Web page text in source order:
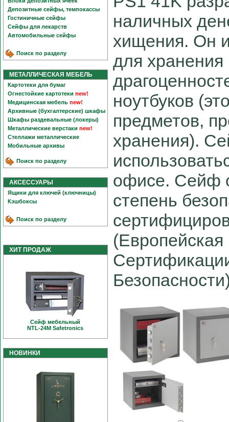
Депозитные сейфы, темпокассы
Гостиничные сейфы
Сейфы для лекарств
Автомобильные сейфы
Поиск по разделу
МЕТАЛЛИЧЕСКАЯ МЕБЕЛЬ
Картотеки для бумаг
Огнестойкие картотеки new!
Медицинская мебель new!
Архивные (бухгалтерские) шкафы
Шкафы раздевальные (локеры)
Металлические верстаки new!
Стеллажи металлические
Мобильные архивы
Поиск по разделу
АКСЕССУАРЫ
Ящики для ключей (ключницы)
Кэшбоксы
Поиск по разделу
ХИТ ПРОДАЖ
Сейф мебельный
NTL-24M Safetronics
НОВИНКИ
наличных
хищения. Он
для хранения
ноутбуков
предметов,
хранения).
офисе. Сейф
степень